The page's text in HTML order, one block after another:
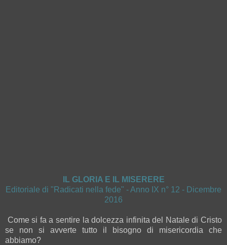
IL GLORIA E IL MISERERE
Editoriale di "Radicati nella fede" - Anno IX n° 12 - Dicembre
2016
Come si fa a sentire la dolcezza infinita del Natale di Cristo
se non si avverte tutto il bisogno di misericordia che
abbiamo?